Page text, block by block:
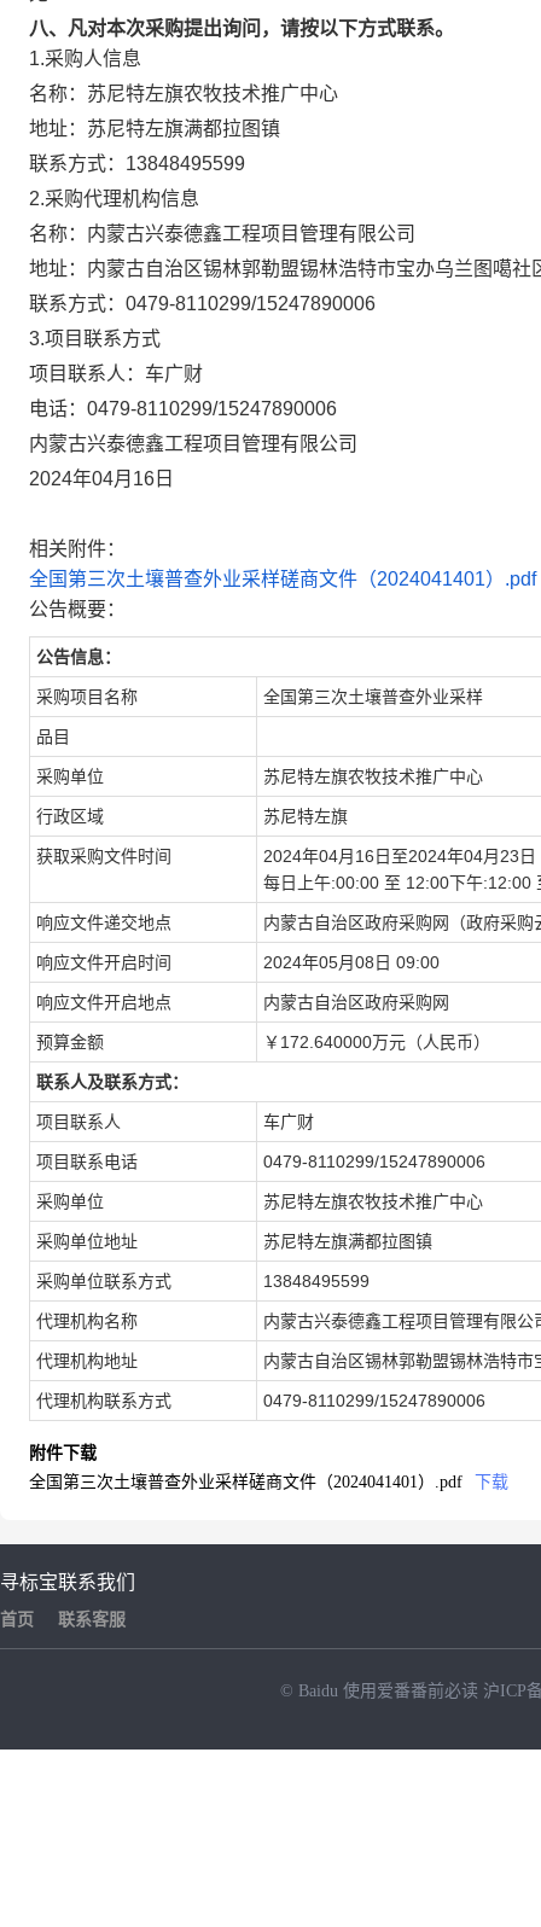
八、凡对本次采购提出询问，请按以下方式联系。
1.采购人信息
名称： 苏尼特左旗农牧技术推广中心
地址： 苏尼特左旗满都拉图镇
联系方式： 13848495599
2.采购代理机构信息
名称： 内蒙古兴泰德鑫工程项目管理有限公司
地址： 内蒙古自治区锡林郭勒盟锡林浩特市宝办乌兰图噶社
联系方式： 0479-8110299/15247890006
3.项目联系方式
项目联系人： 车广财
电话： 0479-8110299/15247890006
内蒙古兴泰德鑫工程项目管理有限公司
2024年04月16日
相关附件：
全国第三次土壤普查外业采样磋商文件（2024041401）.pdf
公告概要：
公告信息：
采购项目名称 全国第三次土壤普查外业采样
品目
采购单位 苏尼特左旗农牧技术推广中心
行政区域 苏尼特左旗
获取采购文件时间
2024年04月16日至2024年04月23日
每日上午:00:00 至 12:00下午:12:00
响应文件递交地点 内蒙古自治区政府采购网（政府采购
响应文件开启时间 2024年05月08日 09:00
响应文件开启地点 内蒙古自治区政府采购网
预算金额 ￥172.640000万元（人民币）
联系人及联系方式：
项目联系人 车广财
项目联系电话 0479-8110299/15247890006
采购单位 苏尼特左旗农牧技术推广中心
采购单位地址 苏尼特左旗满都拉图镇
采购单位联系方式 13848495599
代理机构名称 内蒙古兴泰德鑫工程项目管理有限公
代理机构地址 内蒙古自治区锡林郭勒盟锡林浩特
代理机构联系方式 0479-8110299/15247890006
附件下载
全国第三次土壤普查外业采样磋商文件（2024041401）.pdf
下载
寻标宝
首页
联系我们
联系客服
© Baidu 使用爱番番前必读 沪ICP